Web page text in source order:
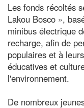
Les fonds récoltés
Lakou Bosco »,
minibus électrique
recharge, afin de
populaires et à
éducatives et
l'environnement.
De nombreux